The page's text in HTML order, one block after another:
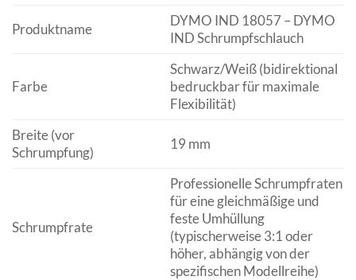
Produktname
DYMO IND 18057 – DYMO
IND Schrumpfschlauch
Farbe
Schwarz/Weiß (bidirektional
bedruckbar für maximale
Flexibilität)
Breite (vor
Schrumpfung)
19 mm
Schrumpfrate
Professionelle Schrumpfraten
für eine gleichmäßige und
feste Umhüllung
(typischerweise 3:1 oder
höher, abhängig von der
spezifischen Modellreihe)